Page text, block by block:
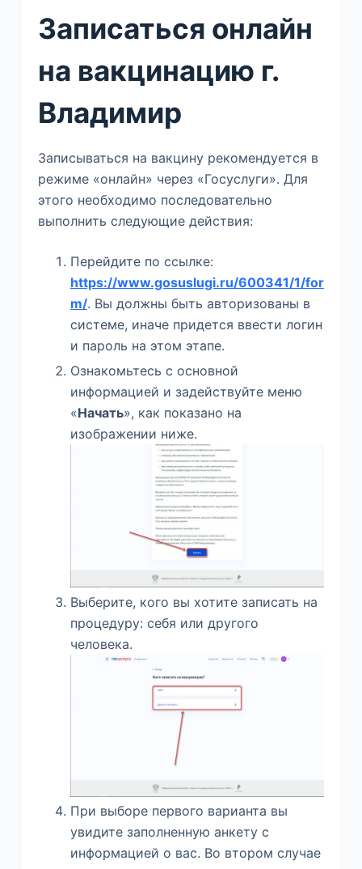
Записаться онлайн
на вакцинацию г.
Владимир
Записываться на вакцину рекомендуется в
режиме «онлайн» через «Госуслуги». Для
этого необходимо последовательно
выполнить следующие действия:
Перейдите по ссылке:
https://www.gosuslugi.ru/600341/1/for
m/. Вы должны быть авторизованы в
системе, иначе придется ввести логин
и пароль на этом этапе.
Ознакомьтесь с основной
информацией и задействуйте меню
«Начать», как показано на
изображении ниже.
Выберите, кого вы хотите записать на
процедуру: себя или другого
человека.
При выборе первого варианта вы
увидите заполненную анкету с
информацией о вас. Во втором случае